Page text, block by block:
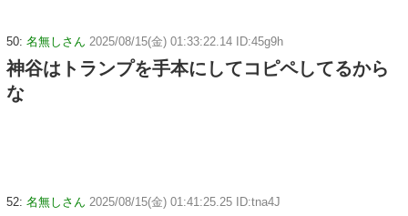
50: 名無しさん 2025/08/15(金) 01:33:22.14 ID:45g9h
神谷はトランプを手本にしてコピペしてるから
な
52: 名無しさん 2025/08/15(金) 01:41:25.25 ID:tna4J